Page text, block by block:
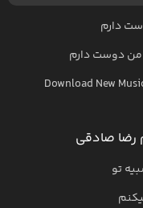
دارم
من دوست دارم
Download New
صادقی
تو